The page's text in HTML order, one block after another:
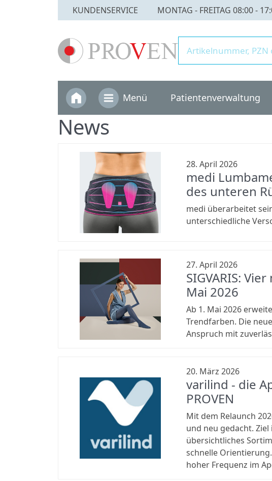
KUNDENSERVICE MONTAG - FREITAG 08:00 -
home Menü Patientenverwaltung
News
28. April 2026
medi
des unteren
medi überarbeitet
unterschiedliche
27. April 2026
SIGVARIS:
Mai 2026
Ab 1. Mai 2026
Trendfarben. Die
Anspruch mit
20. März 2026
varilind - die
PROVEN
Mit dem Relaunch
und neu gedacht.
übersichtliches
schnelle
hoher Frequenz im